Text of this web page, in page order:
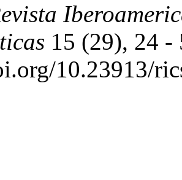
15 (29), 24 -
10.23913/